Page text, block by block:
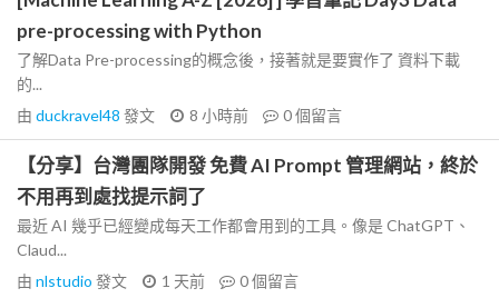
pre-processing with Python
了解Data Pre-processing的概念後，接著就是要實作了 資料下載
的...
由 duckravel48 發文 8 小時前 0個留言
【分享】台灣團隊開發 免費 AI Prompt 管理網站，終於
不用再到處找提示詞了
最近 AI 幾乎已經變成每天工作都會用到的工具。像是 ChatGPT、
Claud...
由 nlstudio 發文 1 天前 0個留言